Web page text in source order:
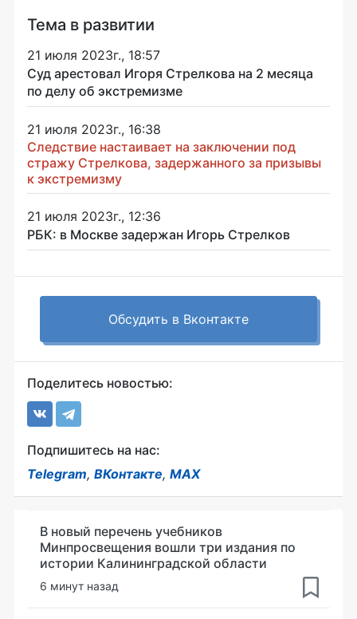
Тема в развитии
21 июля 2023г., 18:57
Суд арестовал Игоря Стрелкова на 2 месяца
по делу об экстремизме
21 июля 2023г., 16:38
Следствие настаивает на заключении под
стражу Стрелкова, задержанного за призывы
к экстремизму
21 июля 2023г., 12:36
РБК: в Москве задержан Игорь Стрелков
Обсудить в Вконтакте
Поделитесь новостью:
Подпишитесь на нас:
Telegram, ВКонтакте, MAX
В новый перечень учебников
Минпросвещения вошли три издания по
истории Калининградской области
6 минут назад